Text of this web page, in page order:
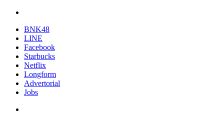
BNK48
LINE
Facebook
Starbucks
Netflix
Longform
Advertorial
Jobs